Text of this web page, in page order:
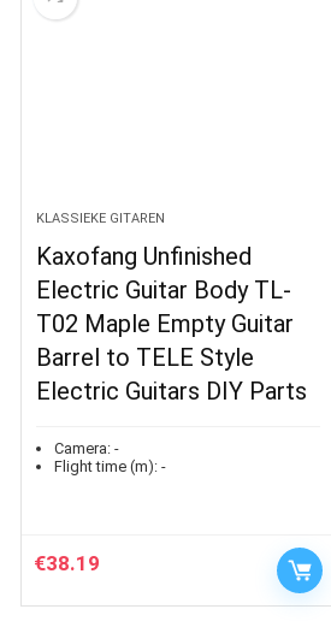
KLASSIEKE GITAREN
Kaxofang Unfinished
Electric Guitar Body TL-
T02 Maple Empty Guitar
Barrel to TELE Style
Electric Guitars DIY Parts
Camera:-
Flight time (m):-
€38.19